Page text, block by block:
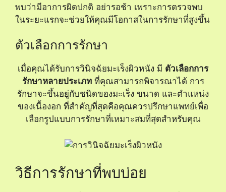
พบว่ามีอาการผิดปกติ อย่ารอช้า เพราะการตรวจพบ
ในระยะแรกจะช่วยให้คุณมีโอกาสในการรักษาที่สูงขึ้น
ตัวเลือกการรักษา
เมื่อคุณได้รับการวินิจฉัยมะเร็งผิวหนัง มี ตัวเลือกการ
รักษาหลายประเภทที่คุณสามารถพิจารณาได้ การ
รักษาจะขึ้นอยู่กับชนิดของมะเร็ง ขนาด และตำแหน่ง
ของเนื้องอก ที่สำคัญที่สุดคือคุณควรปรึกษาแพทย์เพื่อ
เลือกรูปแบบการรักษาที่เหมาะสมที่สุดสำหรับคุณ
วิธีการรักษาที่พบบ่อย